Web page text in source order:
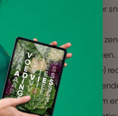
herstel. Je merkt dit door
BDNF dat nieuwe
waaronder het geheugen.
klok (of:circadiaans ritme)
is je metabolisme
ook invloed op je lichaam